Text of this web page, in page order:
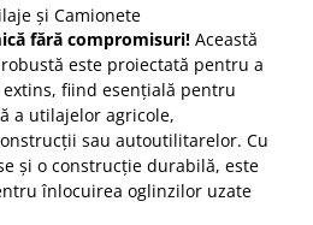
și Camionete
fără compromisuri! Această
este proiectată pentru a
fiind esențială pentru
a utilajelor agricole,
sau autoutilitarelor. Cu
și o construcție durabilă, este
înlocuirea oglinzilor uzate